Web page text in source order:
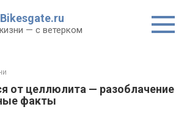
Bikesgate.ru
— с ветерком
от целлюлита — разоблачение
факты